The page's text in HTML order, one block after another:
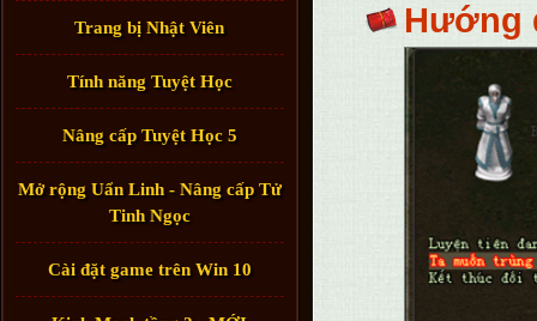
Trang bị Nhật Viên
Tính năng Tuyệt Học
Nâng cấp Tuyệt Học 5
Mở rộng Uẩn Linh - Nâng cấp Tử
Tinh Ngọc
Cài đặt game trên Win 10
Hướng